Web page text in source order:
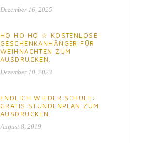
Dezember 16, 2025
HO HO HO ☆ KOSTENLOSE
GESCHENKANHÄNGER FÜR
WEIHNACHTEN ZUM
AUSDRUCKEN.
Dezember 10, 2023
ENDLICH WIEDER SCHULE:
GRATIS STUNDENPLAN ZUM
AUSDRUCKEN.
August 8, 2019